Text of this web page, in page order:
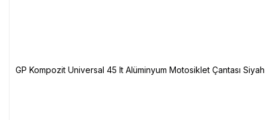
GP Kompozit Universal 45 lt Alüminyum Motosiklet Çantası Siyah